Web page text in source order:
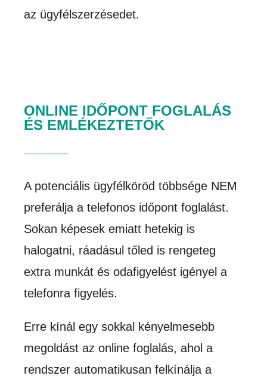
az ügyfélszerzésedet.
ONLINE IDŐPONT FOGLALÁS
ÉS EMLÉKEZTETŐK
A potenciális ügyfélköröd többsége NEM
preferálja a telefonos időpont foglalást.
Sokan képesek emiatt hetekig is
halogatni, ráadásul tőled is rengeteg
extra munkát és odafigyelést igényel a
telefonra figyelés.
Erre kínál egy sokkal kényelmesebb
megoldást az online foglalás, ahol a
rendszer automatikusan felkínálja a